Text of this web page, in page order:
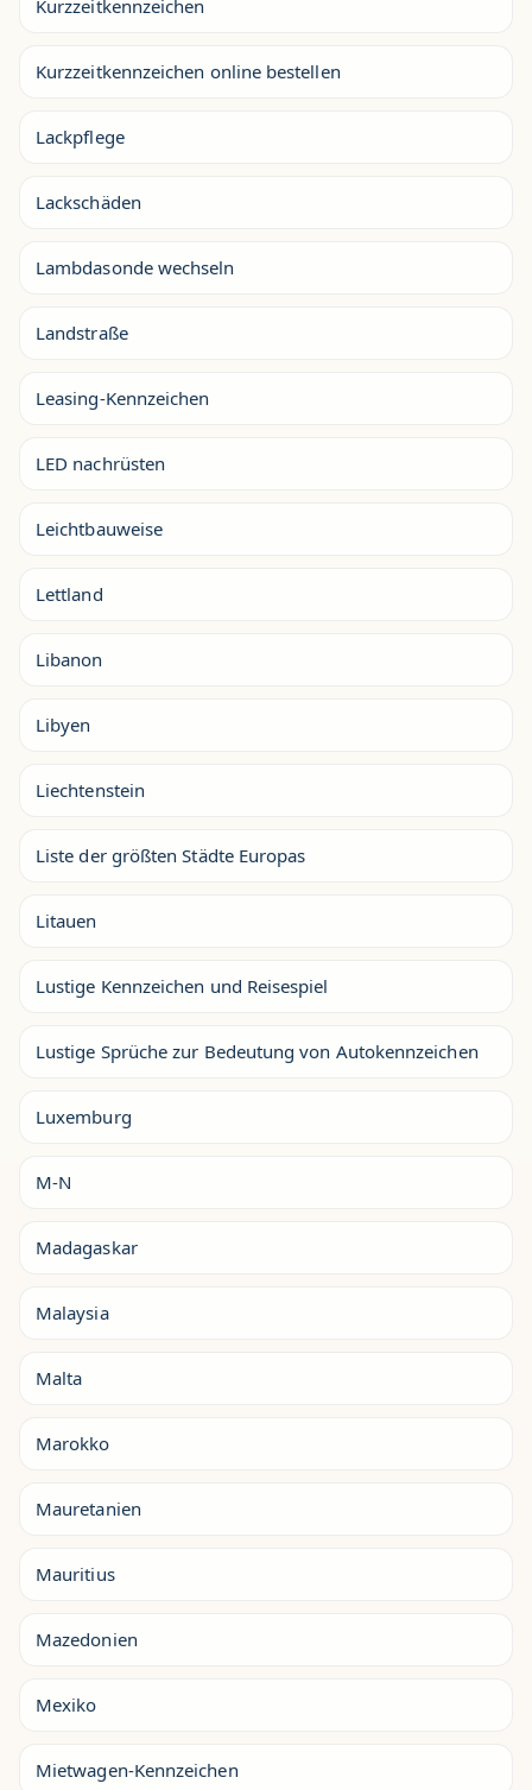
Kurzzeitkennzeichen
Kurzzeitkennzeichen online bestellen
Lackpflege
Lackschäden
Lambdasonde wechseln
Landstraße
Leasing-Kennzeichen
LED nachrüsten
Leichtbauweise
Lettland
Libanon
Libyen
Liechtenstein
Liste der größten Städte Europas
Litauen
Lustige Kennzeichen und Reisespiel
Lustige Sprüche zur Bedeutung von Autokennzeichen
Luxemburg
M-N
Madagaskar
Malaysia
Malta
Marokko
Mauretanien
Mauritius
Mazedonien
Mexiko
Mietwagen-Kennzeichen